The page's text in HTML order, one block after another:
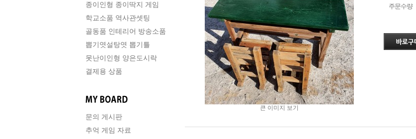
종이인형 종이딱지 게임
학교소품 역사관셋팅
골동품 인테리어 방송소품
뽑기엿설탕엿 뽑기틀
못난이인형 양은도시락
결제용 상품
문의 게시판
추억 게임 자료
큰 이미지 보기
주문수량